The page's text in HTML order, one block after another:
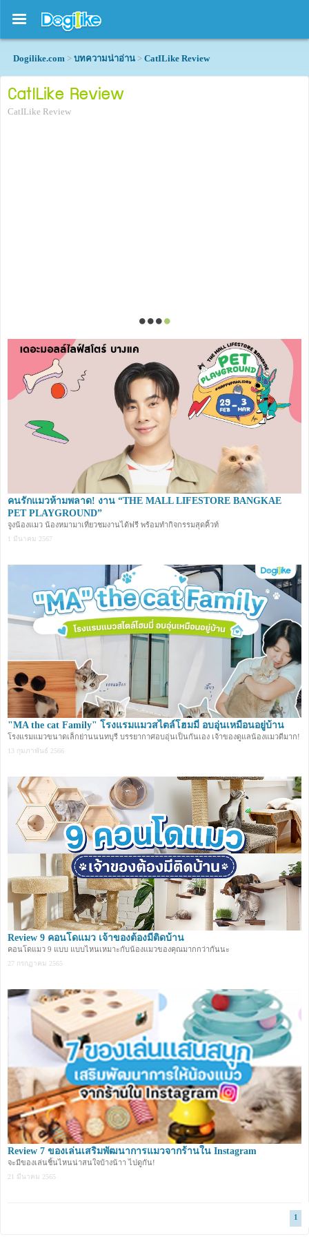
Dogilike.com > บทความน่าอ่าน > CatILike Review
CatILike Review
CatILike Review
คนรักแมวห้ามพลาด! งาน “THE MALL LIFESTORE BANGKAE
PET PLAYGROUND”
จูงน้องแมว น้องหมามาเที่ยวชมงานได้ฟรี พร้อมทำกิจกรรมสุดคิ้วท์
1 มีนาคม 2567
"MA the cat Family" โรงแรมแมวสไตล์โฮมมี่ อบอุ่นเหมือนอยู่บ้าน
โรงแรมแมวขนาดเล็กย่านนนทบุรี บรรยากาศอบอุ่นเป็นกันเอง เจ้าของดูแลน้องแมวดีมาก!
13 กุมภาพันธ์ 2566
Review 9 คอนโดแมว เจ้าของต้องมีติดบ้าน
คอนโดแมว 9 แบบ แบบไหนเหมาะกับน้องแมวของคุณมากกว่ากันนะ
27 กรกฏาคม 2565
Review 7 ของเล่นเสริมพัฒนาการแมวจากร้านใน Instagram
จะมีของเล่นชิ้นไหนน่าสนใจบ้างน้าา ไปดูกัน!
21 มีนาคม 2565
1